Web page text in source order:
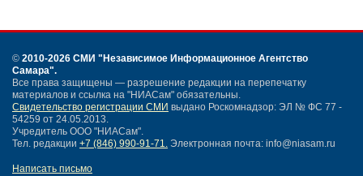
© 2010-2026 СМИ "Независимое Информационное Агентство
Самара".
Все права защищены — разрешение редакции на перепечатку
материалов и ссылка на "НИАСам" обязательны.
Свидетельство регистрации СМИ выдано Роскомнадзор: ЭЛ № ФС 77 -
54259 от 24.05.2013.
Учредитель ООО "НИАСам".
Тел. редакции +7 (846) 990-91-71. Электронная почта: info@niasam.ru
Написать письмо